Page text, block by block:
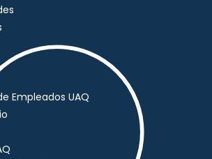
Empleados UAQ